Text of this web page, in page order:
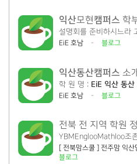
익산모현캠퍼스 학
EiE 호남 - 블로그
익산동산캠퍼스 소
학 원 명 : EiE 익산 동산
EiE 호남 - 블로그
전북 전 지역 학원
YBMEnglooMathloo조
[ 전북맘스쿨 ] 전주맘 익산
블로그